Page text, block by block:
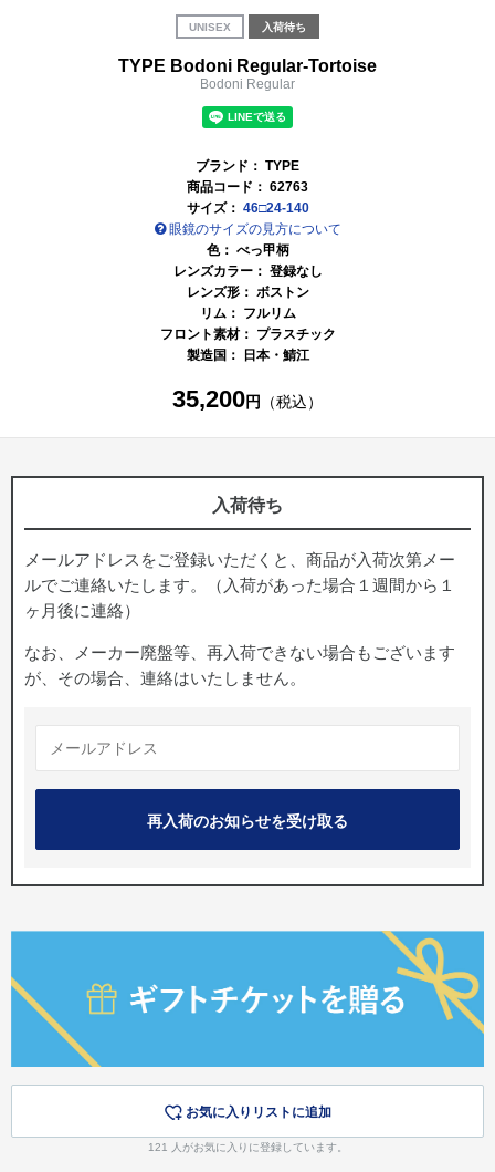
UNISEX 入荷待ち
TYPE Bodoni Regular-Tortoise
Bodoni Regular
ブランド： TYPE
商品コード： 62763
サイズ： 46□24-140
眼鏡のサイズの見方について
色： べっ甲柄
レンズカラー： 登録なし
レンズ形： ボストン
リム： フルリム
フロント素材： プラスチック
製造国：
日本・鯖江
35,200円 （税込）
入荷待ち
メールアドレスをご登録いただくと、商品が入荷次第メー
ルでご連絡いたします。（入荷があった場合１週間から１
ヶ月後に連絡）
なお、メーカー廃盤等、再入荷できない場合もございます
が、その場合、連絡はいたしません。
お気に入りリストに追加
121 人がお気に入りに登録しています。